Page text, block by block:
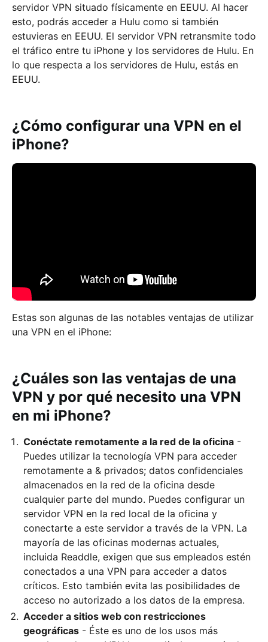
servidor VPN situado físicamente en EEUU. Al hacer
esto, podrás acceder a Hulu como si también
estuvieras en EEUU. El servidor VPN retransmite todo
el tráfico entre tu iPhone y los servidores de Hulu. En
lo que respecta a los servidores de Hulu, estás en
EEUU.
¿Cómo configurar una VPN en el
iPhone?
Estas son algunas de las notables ventajas de utilizar
una VPN en el iPhone:
¿Cuáles son las ventajas de una
VPN y por qué necesito una VPN
en mi iPhone?
Conéctate remotamente a la red de la oficina -
Puedes utilizar la tecnología VPN para acceder
remotamente a & privados; datos confidenciales
almacenados en la red de la oficina desde
cualquier parte del mundo. Puedes configurar un
servidor VPN en la red local de la oficina y
conectarte a este servidor a través de la VPN. La
mayoría de las oficinas modernas actuales,
incluida Readdle, exigen que sus empleados estén
conectados a una VPN para acceder a datos
críticos. Esto también evita las posibilidades de
acceso no autorizado a los datos de la empresa.
Acceder a sitios web con restricciones
geográficas - Éste es uno de los usos más